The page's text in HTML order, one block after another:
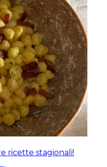
ricette stagionali!